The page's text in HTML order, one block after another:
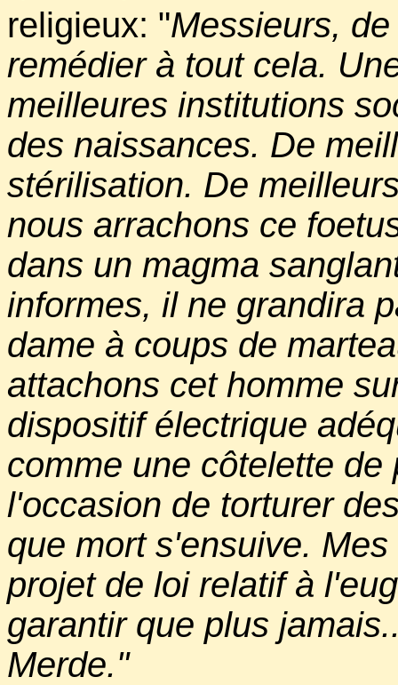
religieux: "Messieurs,
remédier à tout cela.
meilleures institutions
des naissances. De
stérilisation. De
nous arrachons ce
dans un magma
informes, il ne grandira
dame à coups de
attachons cet homme
dispositif électrique
comme une côtelette
l'occasion de torturer
que mort s'ensuive.
projet de loi relatif à
garantir que plus
Merde."